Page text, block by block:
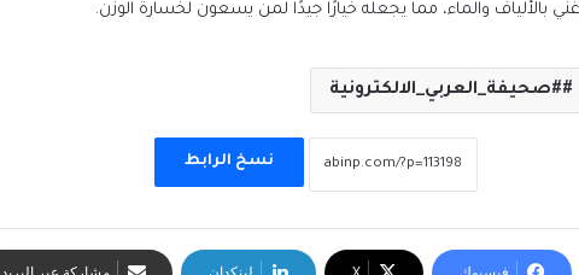
بالألياف والماء، مما يجعله خيارًا جيدًا لمن يسعون لخسارة الوزن.
#صحيفة_العربي_الالكترونية
نسخ الرابط